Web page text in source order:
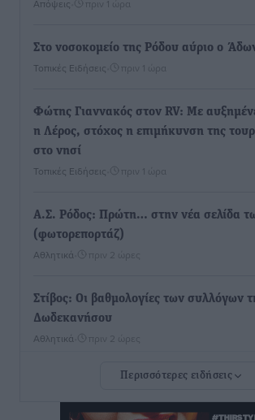
Απόψεις πριν 1 ώρα
Στο νοσοκομείο της Ρόδου αύριο ο
Τοπικές Ειδήσεις πριν 1 ώρα
Φώτης Γιαννακός στον RV: Με
η Λέρος, στόχος η επιμήκυνση της
στο νησί
Τοπικές Ειδήσεις πριν 1 ώρα
Α.Σ. Ρόδος: Πρώτη… στην νέα σελίδα
(φωτορεπορτάζ)
Αθλητικά πριν 2 ώρες
Στίβος: Οι βαθμολογίες των συλλόγων
Δωδεκανήσου
Αθλητικά πριν 2 ώρες
Νέες ταυτότητες: Ποιοι πρέπει να τις
και ποιοι όχι
Περισσότερες ειδήσεις